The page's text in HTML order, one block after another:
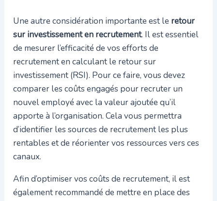
Une autre considération importante est le retour
sur investissement en recrutement. Il est essentiel
de mesurer l’efficacité de vos efforts de
recrutement en calculant le retour sur
investissement (RSI). Pour ce faire, vous devez
comparer les coûts engagés pour recruter un
nouvel employé avec la valeur ajoutée qu’il
apporte à l’organisation. Cela vous permettra
d’identifier les sources de recrutement les plus
rentables et de réorienter vos ressources vers ces
canaux.
Afin d’optimiser vos coûts de recrutement, il est
également recommandé de mettre en place des